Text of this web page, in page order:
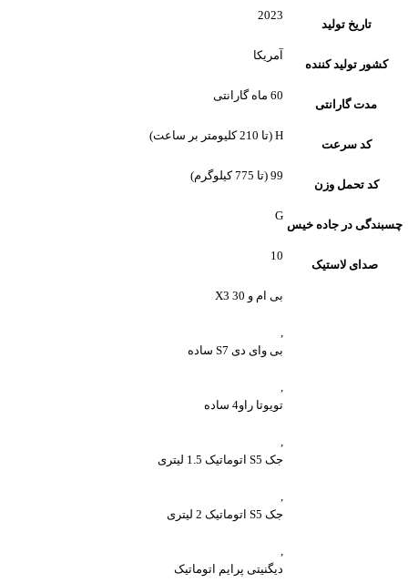
تاریخ تولید
2023
کشور تولید کننده
آمریکا
مدت گارانتی
60 ماه گارانتی
کد سرعت
H (تا 210 کلیومتر بر ساعت)
کد تحمل وزن
99 (تا 775 کیلوگرم)
چسبندگی در جاده خیس
G
صدای لاستیک
10
بی ام و X3 30
,
بی وای دی S7 ساده
,
تویوتا راو4 ساده
,
جک S5 اتوماتیک 1.5 لیتری
,
جک S5 اتوماتیک 2 لیتری
,
دیگنیتی پرایم اتوماتیک